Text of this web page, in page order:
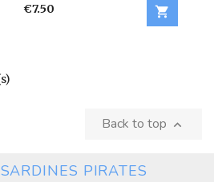
Price
€7.50 
Back to top 
PIRATES